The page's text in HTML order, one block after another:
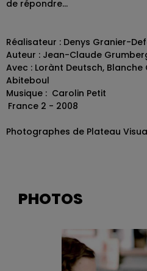
de répondre…
Réalisateur : Denys Granier-
Auteur : Jean-Claude
Avec : Lorànt Deutsch, Blanche
Abiteboul
Musique : Carolin Petit
France 2 - 2008
Photographes de Plateau
© Bernard
PHOTOS